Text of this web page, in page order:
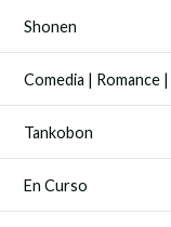
Shonen
Comedia | Romance |
Tankobon
En Curso